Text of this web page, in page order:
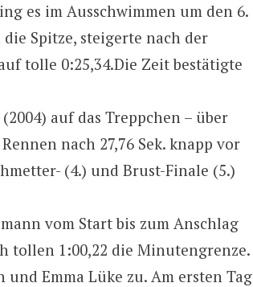
es im Ausschwimmen um den 6.
Spitze, steigerte nach der
tolle 0:25,34.Die Zeit bestätigte
auf das Treppchen – über
nach 27,76 Sek. knapp vor
(4.) und Brust-Finale (5.)
vom Start bis zum Anschlag
tollen 1:00,22 die Minutengrenze.
Emma Lüke zu. Am ersten Tag